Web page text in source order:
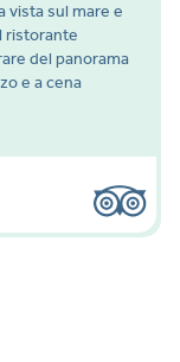
vista sul mare e
ristorante
del panorama
e a cena